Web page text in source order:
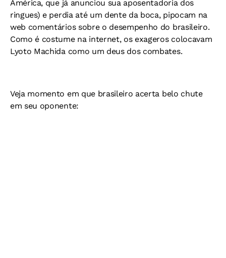
América, que já anunciou sua aposentadoria dos
ringues) e perdia até um dente da boca, pipocam na
web comentários sobre o desempenho do brasileiro.
Como é costume na internet, os exageros colocavam
Lyoto Machida como um deus dos combates.
Veja momento em que brasileiro acerta belo chute
em seu oponente: